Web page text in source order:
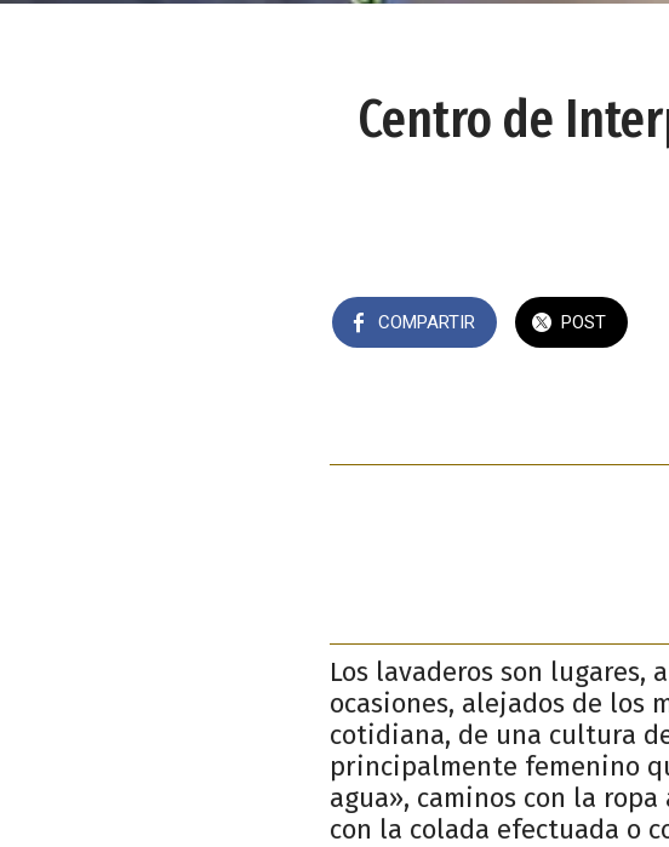
Centro de
COMPARTIR POST
Los lavaderos son lugares,
ocasiones, alejados de los
cotidiana, de una cultura
principalmente femenino
agua», caminos con la
con la colada efectuada o